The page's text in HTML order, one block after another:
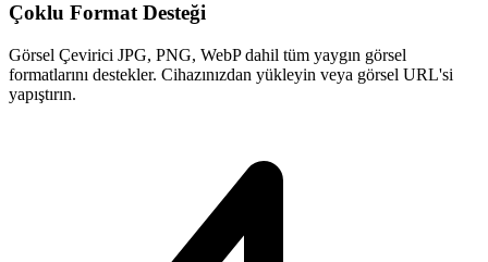
Çoklu Format Desteği
Görsel Çevirici JPG, PNG, WebP dahil tüm yaygın görsel
formatlarını destekler. Cihazınızdan yükleyin veya görsel URL'si
yapıştırın.